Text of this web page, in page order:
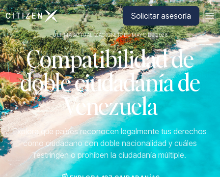
Ir a la página principal de CitizenX Solicitar asesoría
ÚLTIMA ACTUALIZACIÓN: 19 DE MAYO DE 2026
Compatibilidad de
doble ciudadanía de
Venezuela
Explora qué países reconocen legalmente tus derechos
como ciudadano con doble nacionalidad y cuáles
restringen o prohíben la ciudadanía múltiple.